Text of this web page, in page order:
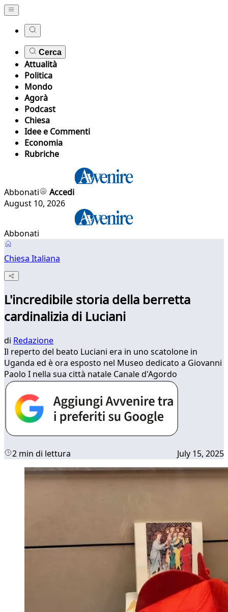
Cerca
Attualità
Politica
Mondo
Agorà
Podcast
Chiesa
Idee e Commenti
Economia
Rubriche
Abbonati
Accedi
August 10, 2026
Abbonati
Chiesa Italiana
L'incredibile storia della berretta
cardinalizia di Luciani
di Redazione
Il reperto del beato Luciani era in uno scatolone in
Uganda ed è ora esposto nel Museo dedicato a Giovanni
Paolo I nella sua città natale Canale d'Agordo
2 min di lettura July 15, 2025